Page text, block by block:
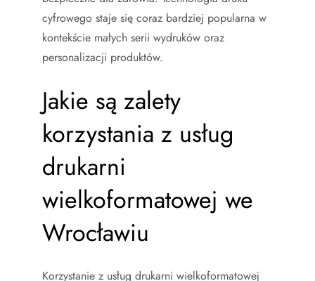
cyfrowego staje się coraz bardziej popularna w
kontekście małych serii wydruków oraz
personalizacji produktów.
Jakie są zalety
korzystania z usług
drukarni
wielkoformatowej we
Wrocławiu
Korzystanie z usług drukarni wielkoformatowej